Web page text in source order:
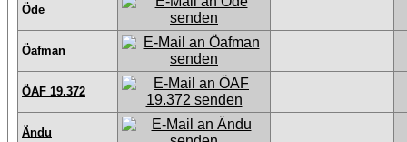
Öde
Öafman
ÖAF 19.372
Ändu